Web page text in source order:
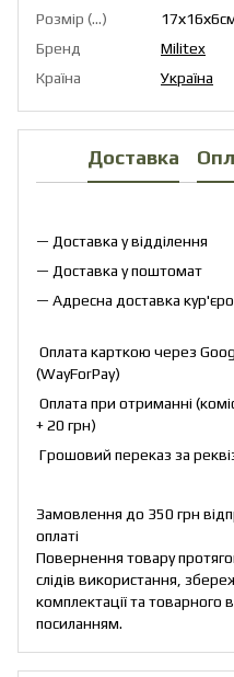
Розмір (...)
Бренд
Militex
Країна
Україна
Доставка
— Доставка у відділення
— Доставка у поштомат
— Адресна доставка
Оплата карткою через
(WayForPay)
Оплата при отриманні
+ 20 грн)
Грошовий переказ за
Замовлення до 350 грн
оплаті
Повернення товару
слідів використання,
комплектації та товарного
посиланням.